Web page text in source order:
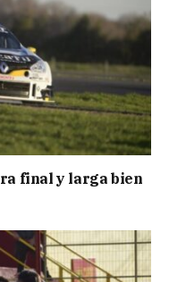
final y larga bien